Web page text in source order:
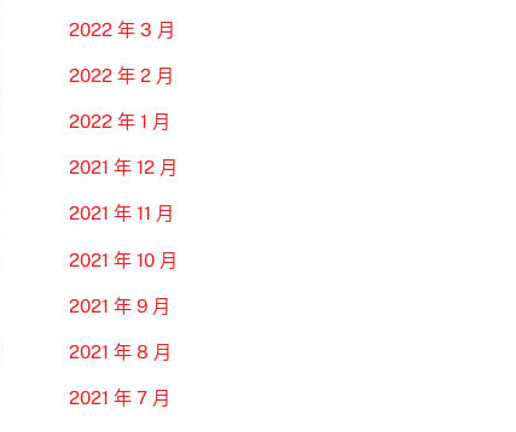
2022 年 3 月
2022 年 2 月
2022 年 1 月
2021 年 12 月
2021 年 11 月
2021 年 10 月
2021 年 9 月
2021 年 8 月
2021 年 7 月